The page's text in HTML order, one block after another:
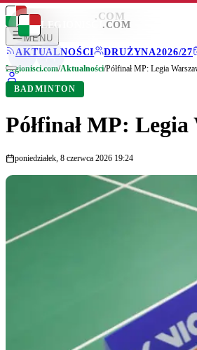
LEGIONISCI .COM
MENU
AKTUALNOŚCI
DRUŻYNA2026/27
LEGIONISCI .COM
Legionisci.com/Aktualności/Półfinał MP: Legia
BADMINTON
Półfinał MP:
poniedziałek, 8 czerwca 2026 19:24